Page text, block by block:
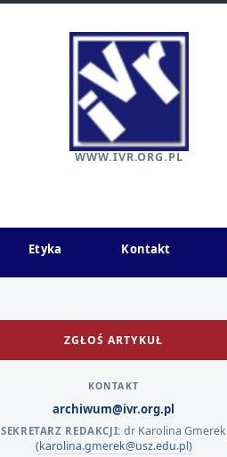
WWW.IVR.ORG.PL
Etyka Kontakt
ZGŁOŚ ARTYKUŁ
KONTAKT
archiwum@ivr.org.pl
SEKRETARZ REDAKCJI: dr Karolina Gmerek
(karolina.gmerek@usz.edu.pl)